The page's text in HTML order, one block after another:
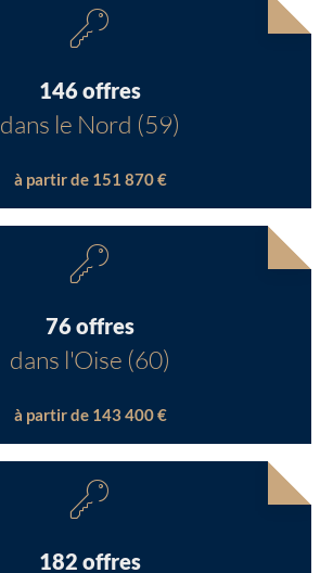
146 offres
dans le Nord (59)
à partir de 151 870 €
76 offres
dans l'Oise (60)
à partir de 143 400 €
182 offres